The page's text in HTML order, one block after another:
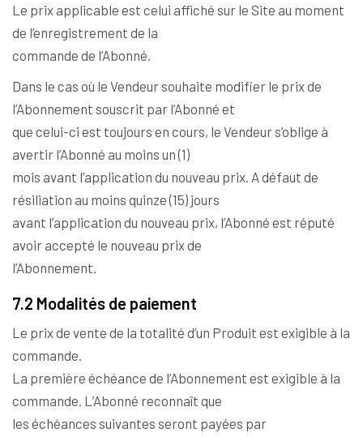
Le prix applicable est celui affiché sur le Site au moment
de l’enregistrement de la
commande de l’Abonné.
Dans le cas où le Vendeur souhaite modifier le prix de
l’Abonnement souscrit par l’Abonné et
que celui-ci est toujours en cours, le Vendeur s’oblige à
avertir l’Abonné au moins un (1)
mois avant l’application du nouveau prix. A défaut de
résiliation au moins quinze (15) jours
avant l’application du nouveau prix, l’Abonné est réputé
avoir accepté le nouveau prix de
l’Abonnement.
7.2 Modalités de paiement
Le prix de vente de la totalité d’un Produit est exigible à la
commande.
La première échéance de l’Abonnement est exigible à la
commande. L’Abonné reconnaît que
les échéances suivantes seront payées par